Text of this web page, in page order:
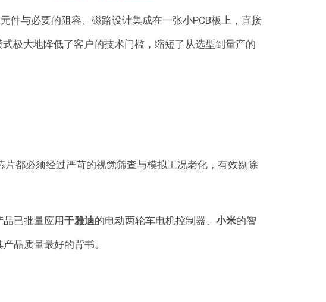
件与必要的阻容、磁路设计集成在一张小PCB板上，直接
极大地降低了客户的技术门槛，缩短了从选型到量产的
片都必须经过严苛的视觉筛查与模拟工况老化，有效剔除
已批量应用于雅迪的电动两轮车电机控制器、 小米的智
品质量最好的背书。